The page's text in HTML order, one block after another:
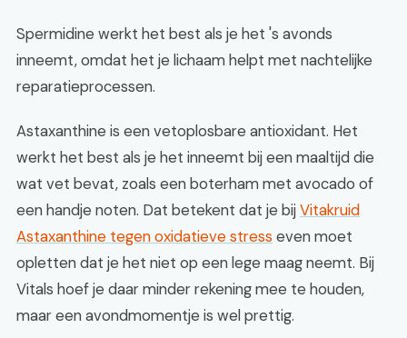
Spermidine werkt het best als je het 's avonds
inneemt, omdat het je lichaam helpt met nachtelijke
reparatieprocessen.
Astaxanthine is een vetoplosbare antioxidant. Het
werkt het best als je het inneemt bij een maaltijd die
wat vet bevat, zoals een boterham met avocado of
een handje noten. Dat betekent dat je bijVitakruid
Astaxanthine tegen oxidatieve stress even moet
opletten dat je het niet op een lege maag neemt. Bij
Vitals hoef je daar minder rekening mee te houden,
maar een avondmomentje is wel prettig.